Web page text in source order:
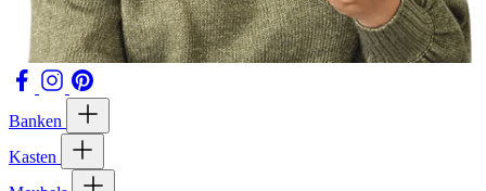
Banken
Kasten